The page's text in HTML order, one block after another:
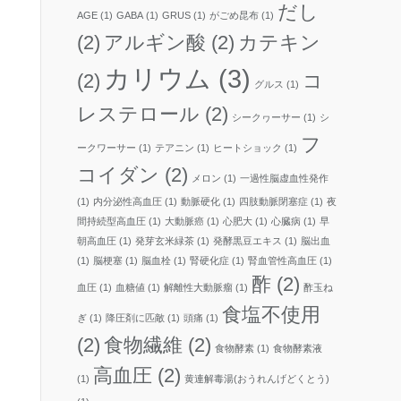
AGE (1) GABA (1) GRUS (1) がごめ昆布 (1) だし
(2) アルギン酸 (2) カテキン
(2) カリウム (3) グルス (1)
コ
レステロール (2) シークヮーサー (1) シ
ークワーサー (1) テアニン (1) ヒートショック (1) フ
コイダン (2) メロン (1) 一過性脳虚血性発作
(1) 内分泌性高血圧 (1) 動脈硬化 (1) 四肢動脈閉塞症 (1) 夜
間持続型高血圧 (1) 大動脈癌 (1) 心肥大 (1) 心臓病 (1) 早
朝高血圧 (1) 発芽玄米緑茶 (1) 発酵黒豆エキス (1) 脳出血
(1) 脳梗塞 (1) 脳血栓 (1) 腎硬化症 (1) 腎血管性高血圧 (1)
血圧 (1) 血糖値 (1) 解離性大動脈瘤 (1) 酢 (2) 酢玉ね
ぎ (1) 降圧剤に匹敵 (1) 頭痛 (1) 食塩不使用
(2) 食物繊維 (2) 食物酵素 (1) 食物酵素液
(1) 高血圧 (2) 黄連解毒湯(おうれんげどくとう)